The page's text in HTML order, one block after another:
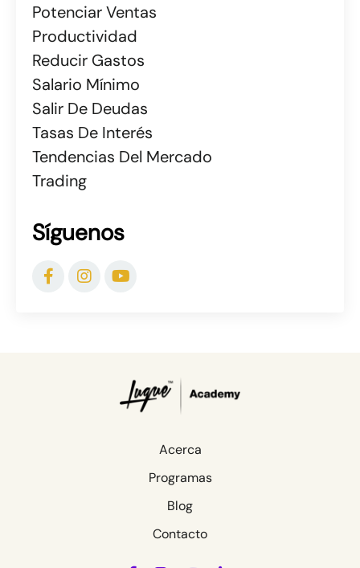
Potenciar Ventas
Productividad
Reducir Gastos
Salario Mínimo
Salir De Deudas
Tasas De Interés
Tendencias Del Mercado
Trading
Síguenos
Acerca
Programas
Blog
Contacto